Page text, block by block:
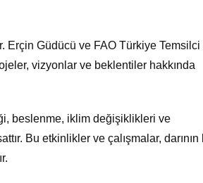
Erçin Güdücü ve FAO Türkiye Temsilci
vizyonlar ve beklentiler hakkında
beslenme, iklim değişiklikleri ve
Bu etkinlikler ve çalışmalar, darının